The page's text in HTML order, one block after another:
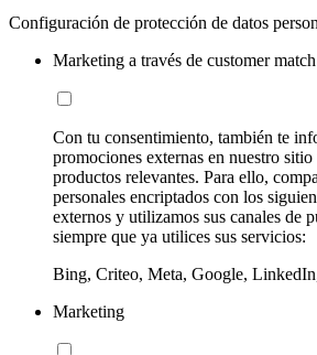
Configuración de protección de datos
Marketing a través de customer match
Con tu consentimiento, también te
promociones externas en nuestro
productos relevantes. Para ello,
personales encriptados con los
externos y utilizamos sus canales de
siempre que ya utilices sus servicios:
Bing, Criteo, Meta, Google,
Marketing